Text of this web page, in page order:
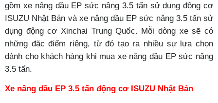
gồm xe nâng dầu EP sức nâng 3.5 tấn sử dụng động cơ
ISUZU Nhật Bản và xe nâng dầu EP sức nâng 3.5 tấn sử
dụng động cơ Xinchai Trung Quốc. Mỗi dòng xe sẽ có
những đặc điểm riêng, từ đó tạo ra nhiều sự lựa chọn
dành cho khách hàng khi mua xe nâng dầu EPsức nâng
3.5 tấn.
Xe nâng dầu EP 3.5 tấn động cơ ISUZU Nhật Bản